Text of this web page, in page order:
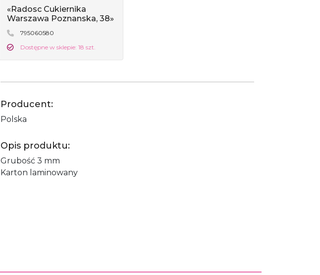
«Radosc Cukiernika
Warszawa Poznanska, 38»
795060580
Dostępne w sklepie: 18 szt.
Producent:
Polska
Opis produktu:
Grubość 3 mm
Karton laminowany